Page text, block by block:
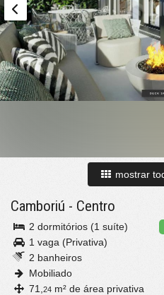
mostrar
Camboriú - Centro
2 dormitórios (1 suíte)
1 vaga (Privativa)
2 banheiros
Mobiliado
71, 24 m² de área privativa